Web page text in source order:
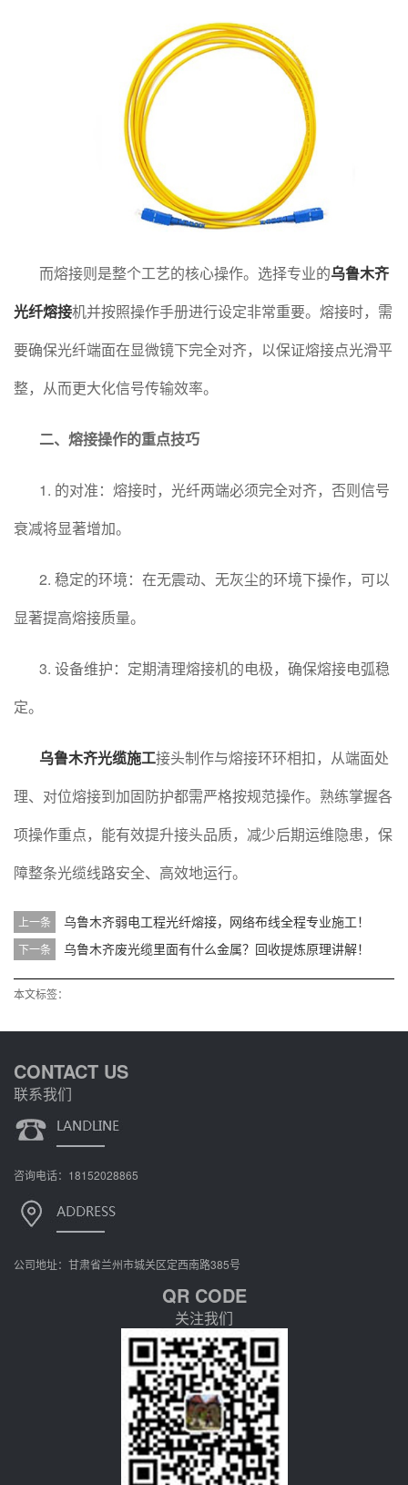
而熔接则是整个工艺的核心操作。选择专业的乌鲁木齐
光纤熔接机并按照操作手册进行设定非常重要。熔接时，需
要确保光纤端面在显微镜下完全对齐，以保证熔接点光滑平
整，从而更大化信号传输效率。
二、熔接操作的重点技巧
1. 的对准：熔接时，光纤两端必须完全对齐，否则信号
衰减将显著增加。
2. 稳定的环境：在无震动、无灰尘的环境下操作，可以
显著提高熔接质量。
3. 设备维护：定期清理熔接机的电极，确保熔接电弧稳
定。
乌鲁木齐光缆施工接头制作与熔接环环相扣，从端面处
理、对位熔接到加固防护都需严格按规范操作。熟练掌握各
项操作重点，能有效提升接头品质，减少后期运维隐患，保
障整条光缆线路安全、高效地运行。
上一条 乌鲁木齐弱电工程光纤熔接，网络布线全程专业施工！
下一条 乌鲁木齐废光缆里面有什么金属？回收提炼原理讲解！
本文标签：
CONTACT US
联系我们
咨询电话：18152028865
公司地址：甘肃省兰州市城关区定西南路385号
QR CODE
关注我们